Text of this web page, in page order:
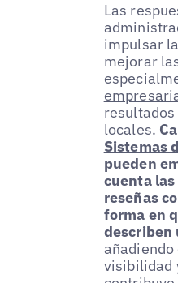
Las
impulsar
mejorar
resultados
locales.
Sistemas
pueden
cuenta
reseñas
forma en
describen
visibilidad